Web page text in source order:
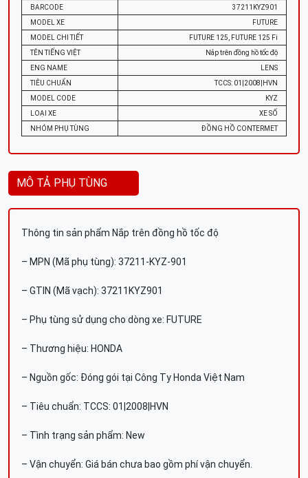
BARCODE
37211KYZ901
MODEL XE
FUTURE
MODEL CHI TIẾT
FUTURE 125, FUTURE 125 Fi
TÊN TIẾNG VIỆT
Nắp trên đồng hồ tốc độ
ENG NAME
LENS
TIÊU CHUẨN
TCCS: 01|2008|HVN
MODEL CODE
KYZ
LOẠI XE
XE SỐ
NHÓM PHỤ TÙNG
ĐỒNG HỒ CONTERMET
MÔ TẢ PHỤ TÙNG
Thông tin sản phẩm Nắp trên đồng hồ tốc độ
– MPN (Mã phụ tùng): 37211-KYZ-901
– GTIN (Mã vạch): 37211KYZ901
– Phụ tùng sử dụng cho dòng xe: FUTURE
– Thương hiệu: HONDA
– Nguồn gốc: Đóng gói tại Công Ty Honda Việt Nam
– Tiêu chuẩn: TCCS: 01|2008|HVN
– Tình trạng sản phẩm: New
– Vận chuyển: Giá bán chưa bao gồm phí vận chuyển.